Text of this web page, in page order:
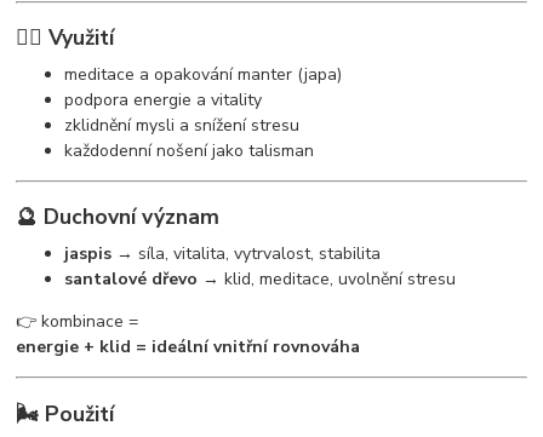
🧘‍♀️ Využití
meditace a opakování manter (japa)
podpora energie a vitality
zklidnění mysli a snížení stresu
každodenní nošení jako talisman
🔮 Duchovní význam
jaspis → síla, vitalita, vytrvalost, stabilita
santalové dřevo → klid, meditace, uvolnění stresu
👉 kombinace =
energie + klid = ideální vnitřní rovnováha
🌬️ Použití